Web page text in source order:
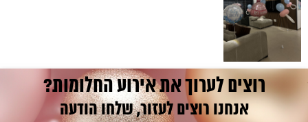
רוצים לערוך את אירוע החלומות?
אנחנו רוצים לעזור, שלחו הודעה